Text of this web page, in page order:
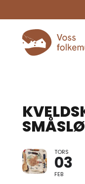
TORS
03
FEB